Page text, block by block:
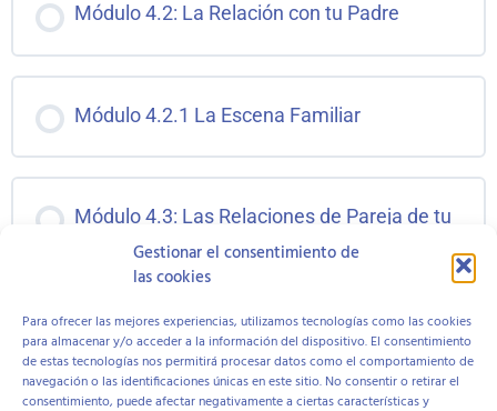
Gestionar el consentimiento de
las cookies
Para ofrecer las mejores experiencias, utilizamos tecnologías como las cookies
para almacenar y/o acceder a la información del dispositivo. El consentimiento
de estas tecnologías nos permitirá procesar datos como el comportamiento de
navegación o las identificaciones únicas en este sitio. No consentir o retirar el
consentimiento, puede afectar negativamente a ciertas características y
Módulo 4.2: La Relación con tu Padre
Módulo 4.2.1 La Escena Familiar
Módulo 4.3: Las Relaciones de Pareja de tu
1 DE 2